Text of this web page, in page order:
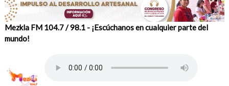
Mezkla FM 104.7 / 98.1 - ¡Escúchanos en cualquier parte del
mundo!